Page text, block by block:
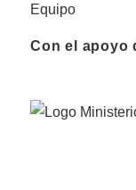
Equipo
Con el apoyo